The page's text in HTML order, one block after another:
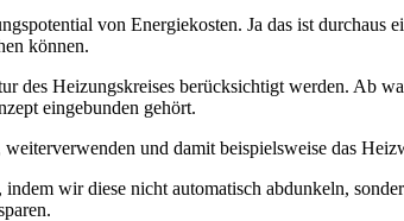
von Energiekosten. Ja das ist
können.
des Heizungskreises berücksichtigt werden. Ab
eingebunden gehört.
und damit beispielsweise das
wir diese nicht automatisch abdunkeln,